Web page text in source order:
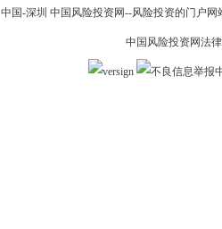
中国-深圳 中国风险投资网--风险投资的门户
中国风险投资网法